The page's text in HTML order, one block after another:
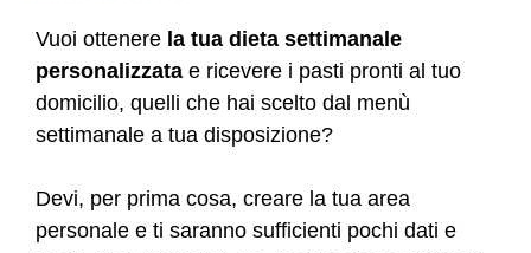
Vuoi ottenere la tua dieta settimanale
personalizzata e ricevere i pasti pronti al tuo
domicilio, quelli che hai scelto dal menù
settimanale a tua disposizione?
Devi, per prima cosa, creare la tua area
personale e ti saranno sufficienti pochi dati e